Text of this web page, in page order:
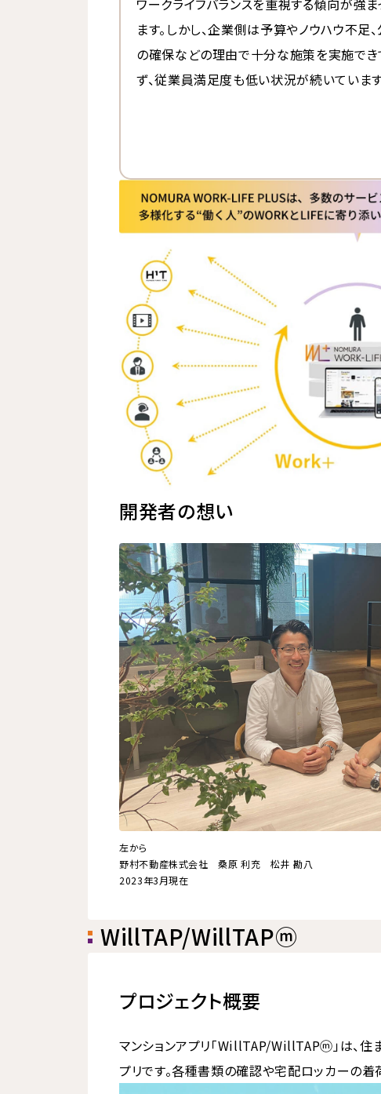
ワークライフバランスを重視する傾向が強ま
ます。しかし、企業側は予算やノウハウ不足
の確保などの理由で十分な施策を実施でき
ず、従業員満足度も低い状況が続いています
開発者の想い
左から
野村不動産株式会社 桑原 利充 松井 勘八
2023年3月現在
WillTAP/WillTAPⓜ
プロジェクト概要
マンションアプリ「WillTAP/WillTAPⓜ」は、
プリです。各種書類の確認や宅配ロッカーの着